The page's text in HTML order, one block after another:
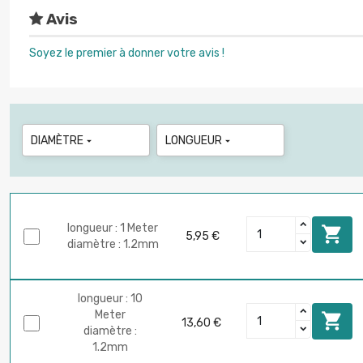
Avis
Soyez le premier à donner votre avis !
DIAMÈTRE  LONGUEUR 
longueur : 1 Meter
diamètre : 1.2mm
5,95 € 
longueur : 10
Meter
diamètre :
1.2mm
13,60 € 